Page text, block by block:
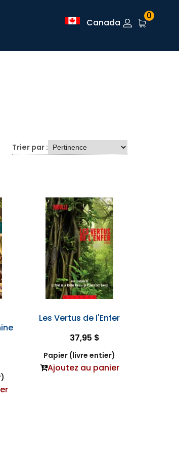
Canada
0
Trier par :
Les Vertus de l'Enfer
37,95 $
Papier (livre entier)
Ajoutez au panier